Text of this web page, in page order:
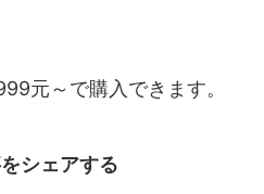
元～で購入できます。
シェアする